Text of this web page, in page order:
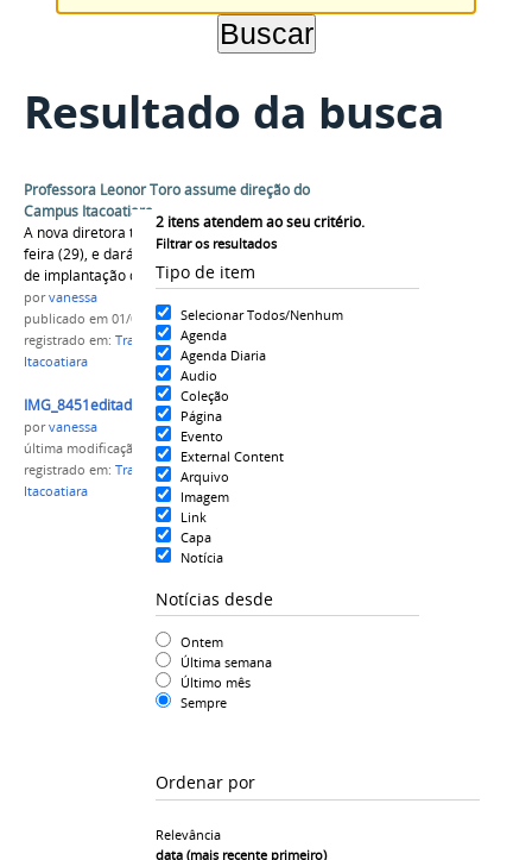
Resultado da busca
2 itens atendem ao seu critério.
Filtrar os resultados
Tipo de item
Selecionar Todos/Nenhum
Agenda
Agenda Diaria
Audio
Coleção
Página
Evento
External Content
Arquivo
Imagem
Link
Capa
Notícia
Notícias desde
Ontem
Última semana
Último mês
Sempre
Ordenar por
Relevância
data (mais recente primeiro)
Professora Leonor Toro assume direção do
Campus Itacoatiara
A nova diretora tomou posse na última sexta-
feira (29), e dará encaminhamento ao processo
de implantação do campus.
porvanessa
publicado em 01/08/2016
registrado em: Transmissão de cargo
Itacoatiara
IMG_8451editada.jpg
porvanessa
última modificação
em 01/08/2016 11h45
registrado em: Transmissão de cargo
Itacoatiara